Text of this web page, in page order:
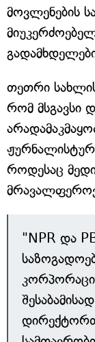
მოვლენების
თეთრი
რომ მსგავსი
როდესაც
"NPR და